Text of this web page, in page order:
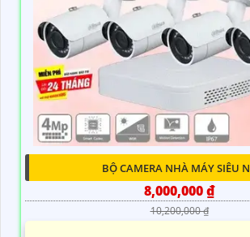
BỘ CAMERA NHÀ MÁY SIÊU
8,000,000 ₫
10,200,000 ₫